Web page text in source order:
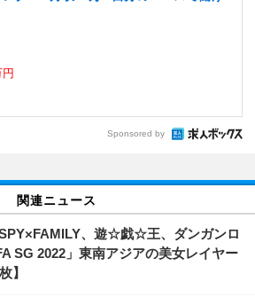
Sponsored by
関連ニュース
SPY×FAMILY、遊☆戯☆王、ダンガンロ
SG 2022」東南アジアの美女レイヤー
】